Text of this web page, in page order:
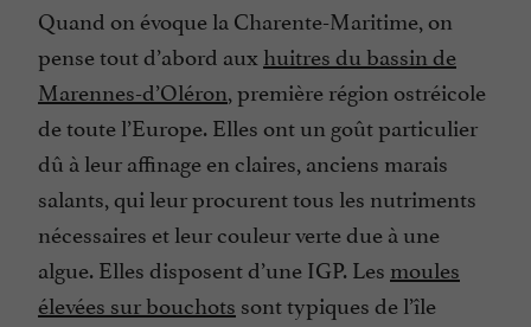
Quand on évoque la Charente-Maritime, on
pense tout d’abord aux huitres du bassin de
Marennes-d’Oléron, première région ostréicole
de toute l’Europe. Elles ont un goût particulier
dû à leur affinage en claires, anciens marais
salants, qui leur procurent tous les nutriments
nécessaires et leur couleur verte due à une
algue. Elles disposent d’une IGP. Les moules
élevées sur bouchots sont typiques de l’île